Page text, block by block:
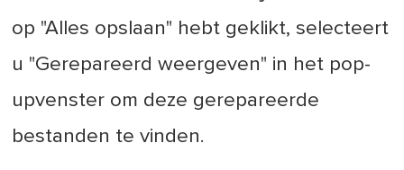
op "Alles opslaan" hebt geklikt, selecteert
u "Gerepareerd weergeven" in het pop-
upvenster om deze gerepareerde
bestanden te vinden.